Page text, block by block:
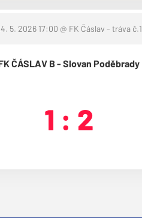
5. 2026 17:00 @ FK Čáslav - tráva č.1
ČÁSLAV B - Slovan Poděbrady
1 : 2